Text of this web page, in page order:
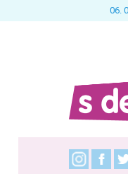
06.